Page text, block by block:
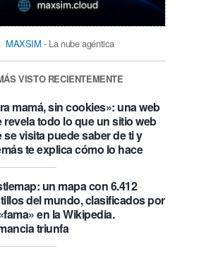
MAXSIM - La nube agéntica
VISTO RECIENTEMENTE
mamá, sin cookies»: una web
revela todo lo que un sitio web
se visita puede saber de ti y
te explica cómo lo hace
un mapa con 6.412
del mundo, clasificados por
en la Wikipedia.
triunfa